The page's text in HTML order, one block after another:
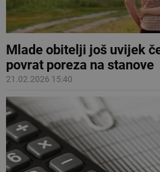
Mlade obitelji još uvijek
povrat poreza na stanove
21.02.2026 15:40